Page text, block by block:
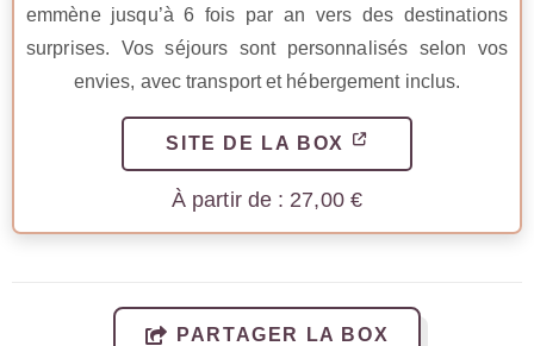
emmène jusqu’à 6 fois par an vers des destinations
surprises. Vos séjours sont personnalisés selon vos
envies, avec transport et hébergement inclus.
SITE DE LA BOX
27,00 €
PARTAGER LA BOX